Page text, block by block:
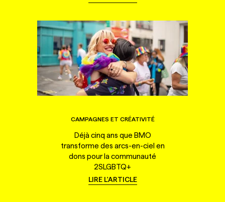
CAMPAGNES ET CRÉATIVITÉ
Déjà cinq ans que BMO
transforme des arcs-en-ciel en
dons pour la communauté
2SLGBTQ+
LIRE L'ARTICLE